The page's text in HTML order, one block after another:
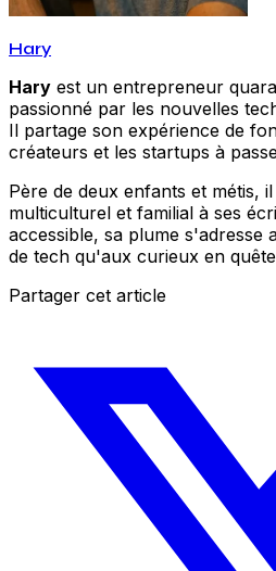
Hary
Hary est un entrepreneur
passionné par les nouvelles
Il partage son expérience de
créateurs et les startups à
Père de deux enfants et métis,
multiculturel et familial à ses
accessible, sa plume s'adresse
de tech qu'aux curieux en
Partager cet article